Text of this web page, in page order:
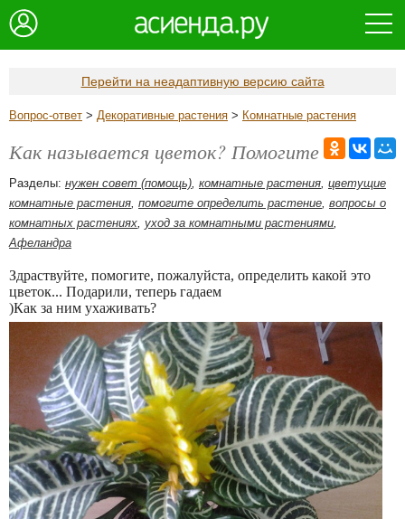
Перейти на неадаптивную версию сайта
Вопрос-ответ > Декоративные растения > Комнатные растения
Как называется цветок? Помогите
Разделы: нужен совет (помощь), комнатные растения, цветущие
комнатные растения, помогите определить растение, вопросы о
комнатных растениях, уход за комнатными растениями,
Афеландра
Здраствуйте, помогите, пожалуйста, определить какой это
цветок... Подарили, теперь гадаем
)Как за ним ухаживать?